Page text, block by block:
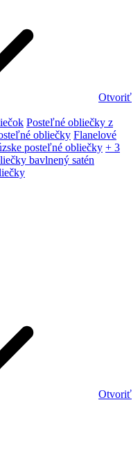
Otvoriť
Posteľné obliečky z
obliečky Flanelové
posteľné obliečky + 3
bavlnený satén
Otvoriť